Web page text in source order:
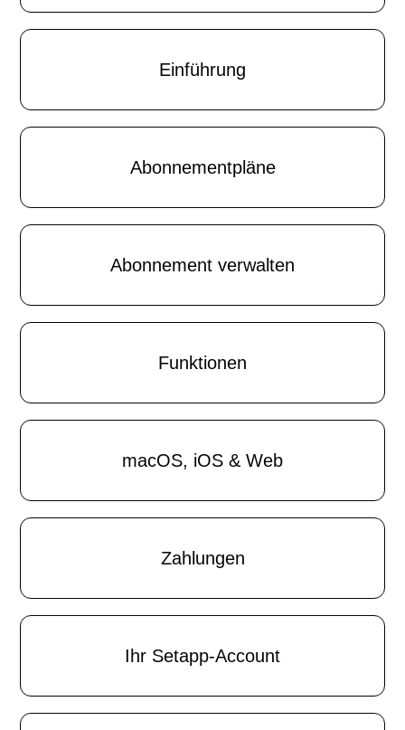
Einführung
Abonnementpläne
Abonnement verwalten
Funktionen
macOS, iOS & Web
Zahlungen
Ihr Setapp-Account